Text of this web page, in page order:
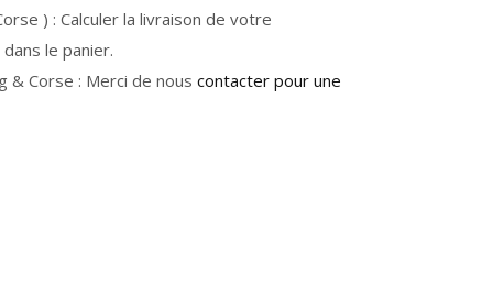
) : Calculer la livraison de votre
le panier.
& Corse : Merci de nous contacter pour une